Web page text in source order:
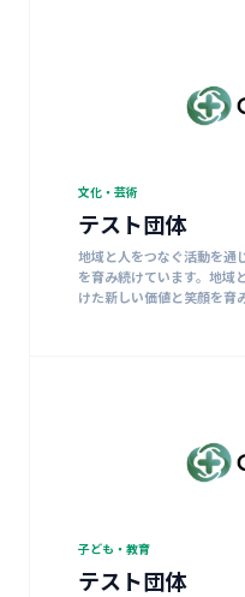
文化・芸術
テスト団体
地域と人をつなぐ活動を通
を育み続けています。地域
けた新しい価値と笑顔を育
子ども・教育
テスト団体